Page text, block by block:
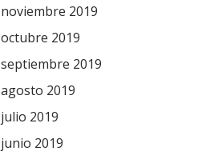
noviembre 2019
octubre 2019
septiembre 2019
agosto 2019
julio 2019
junio 2019